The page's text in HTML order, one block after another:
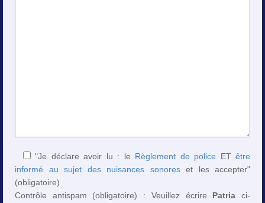
"Je déclare avoir lu : le Règlement de police ETêtre
informé au sujet des nuisances sonoreset les accepter"
(obligatoire)
Contrôle antispam (obligatoire) : Veuillez écrire Patria ci-